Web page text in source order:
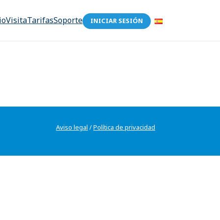
VisitaTarifasSoporte INICIAR SESIÓN
Aviso legal /Política de privacidad